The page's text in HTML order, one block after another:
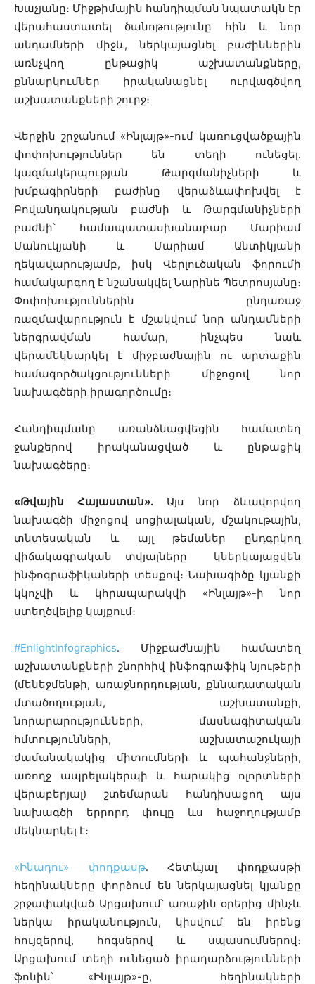
Խաչյանը։ Միջթիմային հանդիպման նպատակն էր
վերահաստատել ծանոթությունը հին և նոր
անդամների միջև, ներկայացնել բաժիններին
առնչվող ընթացիկ աշխատանքները,
քննարկումներ իրականացնել ուրվագծվող
աշխատանքների շուրջ։
Վերջին շրջանում «Ինլայթ»-ում կառուցվածքային
փոփոխություններ են տեղի ունեցել․
կազմակերպության Թարգմանիչների և
խմբագիրների բաժինը վերաձևափոխվել է
Բովանդակության բաժնի և Թարգմանիչների
բաժնի՝ համապատասխանաբար Մարիամ
Մանուկյանի և Մարիամ Անտիկյանի
ղեկավարությամբ, իսկ Վերլուծական ֆորումի
համակարգող է նշանակվել Նարինե Պետրոսյանը։
Փոփոխություններին ընդառաջ
ռազմավարություն է մշակվում նոր անդամների
ներգրավման համար, ինչպես նաև
վերամեկնարկել է միջբաժնային ու արտաքին
համագործակցությունների միջոցով նոր
նախագծերի իրագործումը։
Հանդիպմանը առանձնացվեցին համատեղ
ջանքերով իրականացված և ընթացիկ
նախագծերը։
«Թվային Հայաստան»․ Այս նոր ձևավորվող
նախագծի միջոցով սոցիալական, մշակութային,
տնտեսական և այլ թեմաներ ընդգրկող
վիճակագրական տվյալները կներկայացվեն
ինֆոգրաֆիկաների տեսքով։ Նախագիծը կյանքի
կկոչվի և կհրապարակվի «Ինլայթ»-ի նոր
ստեղծվելիք կայքում։
#EnlightInfographics․ Միջբաժնային համատեղ
աշխատանքների շնորհիվ ինֆոգրաֆիկ նյութերի
(մենեջմենթի, առաջնորդության, քննադատական
մտածողության, աշխատանքի,
նորարարությունների, մասնագիտական
հմտությունների, աշխատաշուկայի
ժամանակակից միտումների և պահանջների,
առողջ ապրելակերպի և հարակից ոլորտների
վերաբերյալ) շտեմարան հանդիսացող այս
նախագծի երրորդ փուլը ևս հաջողությամբ
մեկնարկել է։
«Ինադու» փոդքասթ․ Հետևյալ փոդքասթի
հեղինակները փորձում են ներկայացնել կյանքը
շրջափակված Արցախում՝ առաջին օրերից մինչև
ներկա իրականություն, կիսվում են իրենց
հույզերով, հոգսերով և սպասումներով։
Արցախում տեղի ունեցած իրադարձությունների
ֆոնին՝ «Ինլայթ»-ը, հեղինակների